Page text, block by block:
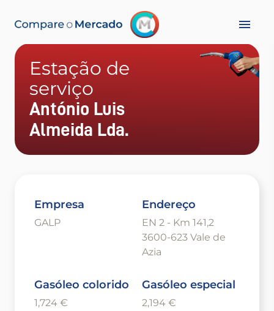
Estação de
serviço
António Luis
Almeida Lda.
Empresa
GALP
Endereço
EN 2 - Km 141,2
3600-623 Vale de
Azia
Gasóleo colorido
1,724 €
Gasóleo especial
2,194 €